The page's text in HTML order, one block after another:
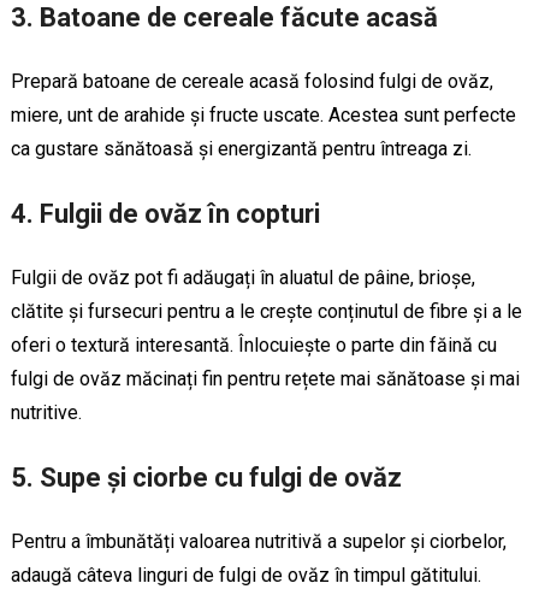
3. Batoane de cereale făcute acasă
Prepară batoane de cereale acasă folosind fulgi de ovăz,
miere, unt de arahide și fructe uscate. Acestea sunt perfecte
ca gustare sănătoasă și energizantă pentru întreaga zi.
4. Fulgii de ovăz în copturi
Fulgii de ovăz pot fi adăugați în aluatul de pâine, brioșe,
clătite și fursecuri pentru a le crește conținutul de fibre și a le
oferi o textură interesantă. Înlocuiește o parte din făină cu
fulgi de ovăz măcinați fin pentru rețete mai sănătoase și mai
nutritive.
5. Supe și ciorbe cu fulgi de ovăz
Pentru a îmbunătăți valoarea nutritivă a supelor și ciorbelor,
adaugă câteva linguri de fulgi de ovăz în timpul gătitului.